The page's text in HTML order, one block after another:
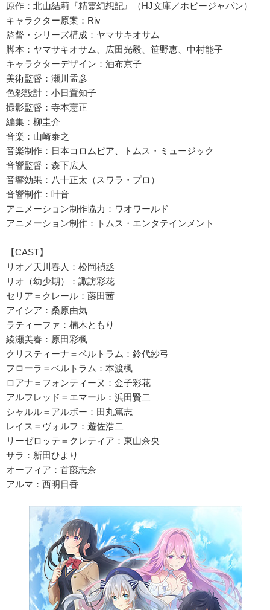
原作：北山結莉『精霊幻想記』（HJ文庫／ホビージャパン）
キャラクター原案：Riv
監督・シリーズ構成：ヤマサキオサム
脚本：ヤマサキオサム、広田光毅、笹野恵、中村能子
キャラクターデザイン：油布京子
美術監督：瀬川孟彦
色彩設計：小日置知子
撮影監督：寺本憲正
編集：柳圭介
音楽：山崎泰之
音楽制作：日本コロムビア、トムス・ミュージック
音響監督：森下広人
音響効果：八十正太（スワラ・プロ）
音響制作：叶音
アニメーション制作協力：ワオワールド
アニメーション制作：トムス・エンタテインメント
【CAST】
リオ／天川春人：松岡禎丞
リオ（幼少期）：諏訪彩花
セリア＝クレール：藤田茜
アイシア：桑原由気
ラティーファ：楠木ともり
綾瀬美春：原田彩楓
クリスティーナ＝ベルトラム：鈴代紗弓
フローラ＝ベルトラム：本渡楓
ロアナ＝フォンティーヌ：金子彩花
アルフレッド＝エマール：浜田賢二
シャルル＝アルボー：田丸篤志
レイス＝ヴォルフ：遊佐浩二
リーゼロッテ＝クレティア：東山奈央
サラ：新田ひより
オーフィア：首藤志奈
アルマ：西明日香